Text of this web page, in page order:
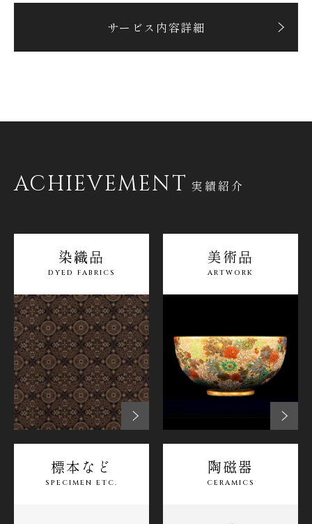
サービス内容詳細
ACHIEVEMENT 実績紹介
染織品
DYED FABRICS
美術品
ARTWORK
標本など
SPECIMEN ETC.
陶磁器
CERAMICS